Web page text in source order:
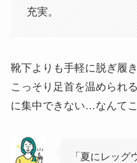
充実。
靴下よりも手軽に脱ぎ履
こっそり足首を温められ
に集中できない…なんて
「夏にレッグ